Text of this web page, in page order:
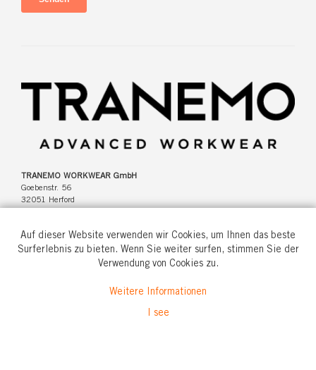
TRANEMO WORKWEAR GmbH
Goebenstr. 56
32051 Herford
Auf dieser Website verwenden wir Cookies, um Ihnen das beste
Surferlebnis zu bieten. Wenn Sie weiter surfen, stimmen Sie der
Verwendung von Cookies zu.
Weitere Informationen
I see